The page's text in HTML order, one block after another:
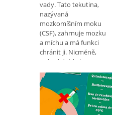
vady. Tato tekutina,
nazývaná
mozkomíšním moku
(CSF), zahrnuje mozku
a míchu a má funkci
chránit ji. Nicméně,
pokud dojde k z